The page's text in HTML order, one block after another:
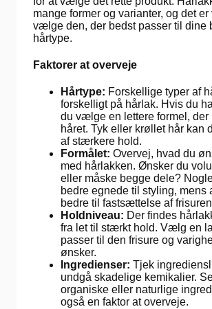
mange former og varianter, og det er
vælge den, der bedst passer til dine
hårtype.
Faktorer at overveje
Hårtype: Forskellige typer af
forskelligt på hårlak. Hvis du
du vælge en lettere formel, der
håret. Tyk eller krøllet hår kan
af stærkere hold.
Formålet: Overvej, hvad du
med hårlakken. Ønsker du
eller måske begge dele?
bedre egnede til styling, mens
bedre til fastsættelse af
Holdniveau: Der findes
fra let til stærkt hold. Vælg en
passer til den frisure og
ønsker.
Ingredienser: Tjek
undgå skadelige kemikalier.
organiske eller naturlige
også en faktor at overveje.